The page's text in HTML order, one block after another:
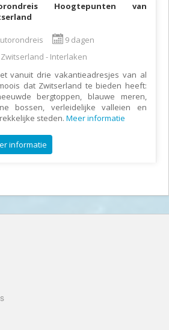
Hoogtepunten van
9 dagen
Zwitserland - Interlaken
vanuit drie vakantieadresjes van al
dat Zwitserland te bieden heeft:
bergtoppen, blauwe meren,
bossen, verleidelijke valleien en
steden. Meer informatie
informatie